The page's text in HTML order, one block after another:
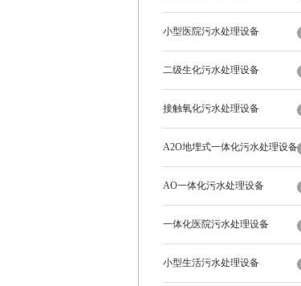
小型医院污水处理设备
二级生化污水处理设备
接触氧化污水处理设备
A2O地埋式一体化污水处理设备
AO一体化污水处理设备
一体化医院污水处理设备
小型生活污水处理设备